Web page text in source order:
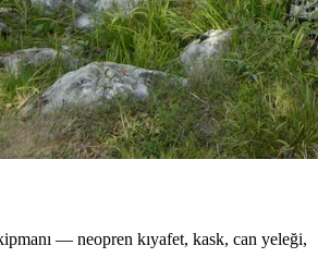
— neopren kıyafet, kask, can yeleği,